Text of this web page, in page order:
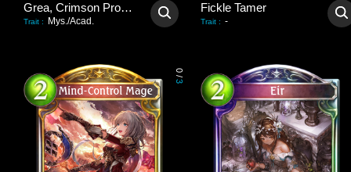
Grea, Crimson Promise
Trait : Mys./Acad.
Fickle Tamer
Trait : -
0
/
3